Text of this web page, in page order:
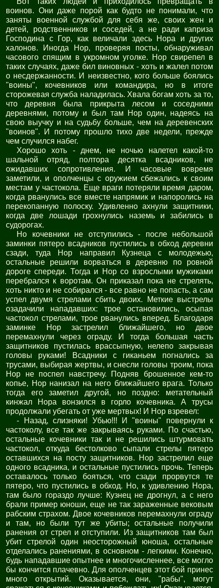
воинов. Они даже порой как будто не понимали, что
заняты военной службой для себя же, своих жен и
детей, родственников и соседей, а не ради каприза
Господина с Гор, как величали здесь Нора и других
халонов. Иногда Нор, проверяя посты, обнаруживал
часового спящим в укромном уголке. Нор свирепел в
таких случаях, даже бил виновных - хоть и жалел потом
о несдержанности. И неизвестно, кого больше боялись
"воины", кочевников или командира, но в итоге
сторожевая служба наладилась. Хвала богам хоть за то,
что деревня была прикрыта лесом и соседними
деревнями, потому и был там Нор один, надеясь на
свою выучку и на судьбу больше, чем на деревенских
"воинов". И потому прошло тихо две недели, прежде
чем случился набег.
Хорошо хоть - днем, не ночью налетел какой-то
шальной отряд, полтора десятка всадников, не
ожидавших сопротивления. И часовые вовремя
заметили, и ополченцы с оружием сбежались к своим
местам у частокола. Еще враги потеряли время даром,
когда рванулись все вместе напрямик и напоролись на
перекопанную полоску. Удивленно ахнули защитники,
когда две лошади грохнулись наземь и забились в
судорогах.
Но кочевники не отступились - после небольшой
заминки пятеро всадников пустились в обход деревни
сзади, туда Нор направил Кузнеца с молодежью,
остальные решили ворваться в деревню по ровной
дороге спереди. Тогда и Нор со взрослыми мужиками
перебрался к воротам. Он приказал пока не стрелять,
хоть никто и не собирался - все равно не попасть, а сам
успел двумя стрелами сбить двоих. Меткие выстрелы
озадачили нападавших: трое остановились, осыпая
частокол стрелами, трое рванулись вперед. Благодаря
заминке Нор застрелил ближайшего, но двое
перемахнули через ограду. И тогда большая часть
защитников пустилась врассыпную, нелепо закрывая
головы руками! Всадники с гиканьем погнались за
трусами, выбирая жертвы, и снесли головы троим, пока
Нор не поспел навстречу. Подняв брошенное кем-то
копье, Нор нанизал на него ближайшего врага. Только
тогда его заметил другой, но поздно: метательный
кинжал Нора вонзился в горло кочевника. А трусы
продолжали убегать от уже мертвых! И Нор взревел:
- Назад, слизняки! Убью!!! И "воины" повернули к
частоколу, все так же закрываясь руками. По счастью,
остальные кочевники так и не решились штурмовать
частокол, откуда бестолково сыпали стрелы пятеро
оставшихся на посту защитников. Нор застрелил еще
одного всадника, и остальные пустились прочь. Теперь
оставалось только бояться, что сзади прорвутся те
пятеро, что пустились в обход. Но, к удивлению Нора,
там было гораздо лучше: Кузнец не дрогнул, а с него
брали пример юноши, еще не так зараженные вековым
рабским страхом. Двое кочевников перемахнули ограду
и там, но были тут же убиты; остальные получили
ранения от стрел и отступили. Из защитников там был
убит стрелой один неосторожный юноша, остальные
отделались ранениями, в основном - легкими. Конечно,
будь нападавшие опытнее и многочисленнее, все могло
бы кончится плачевно. Для ополченцев этот бой принес
много открытий. Оказывается, они, "рабы", могут